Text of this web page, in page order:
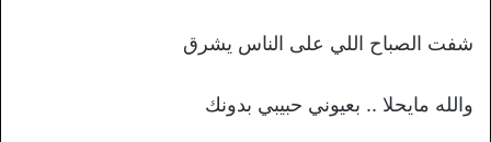
شفت الصباح اللي على الناس يشرق
والله مايحلا .. بعيوني حبيبي بدونك